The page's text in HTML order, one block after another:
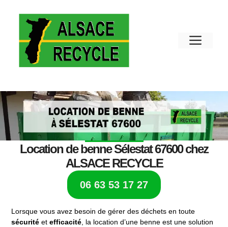
Location de benne Sélestat 67600 chez
ALSACE RECYCLE
06 63 53 17 27
Lorsque vous avez besoin de gérer des déchets en toute
sécurité etefficacité, la location d’une benne est une solution